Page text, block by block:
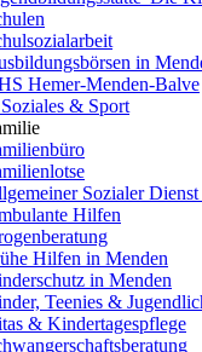
in
Hemer-Menden-Balve
& Sport
Sozialer
Hilfen
Hilfen in Menden
in Menden
Teenies &
& Kindertagespflege